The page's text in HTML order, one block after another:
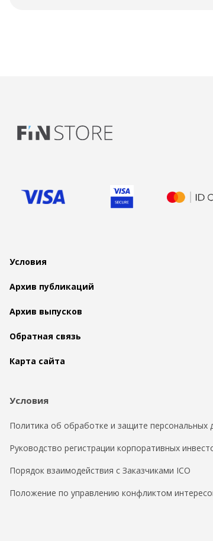
Условия
Архив публикаций
Архив выпусков
Обратная связь
Карта сайта
Условия
Политика об обработке и защите персональных
Руководство регистрации корпоративных
Порядок взаимодействия с Заказчиками ICO
Положение по управлению конфликтом